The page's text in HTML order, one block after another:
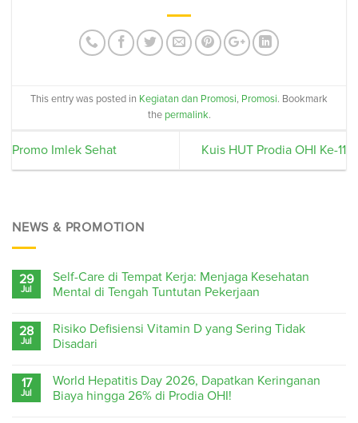
This entry was posted in Kegiatan dan Promosi, Promosi. Bookmark
the permalink.
Promo Imlek Sehat Kuis HUT Prodia OHI Ke-11
NEWS & PROMOTION
29
Jul
Self-Care di Tempat Kerja: Menjaga Kesehatan
Mental di Tengah Tuntutan Pekerjaan
28
Jul
Risiko Defisiensi Vitamin D yang Sering Tidak
Disadari
17
Jul
World Hepatitis Day 2026, Dapatkan Keringanan
Biaya hingga 26% di Prodia OHI!